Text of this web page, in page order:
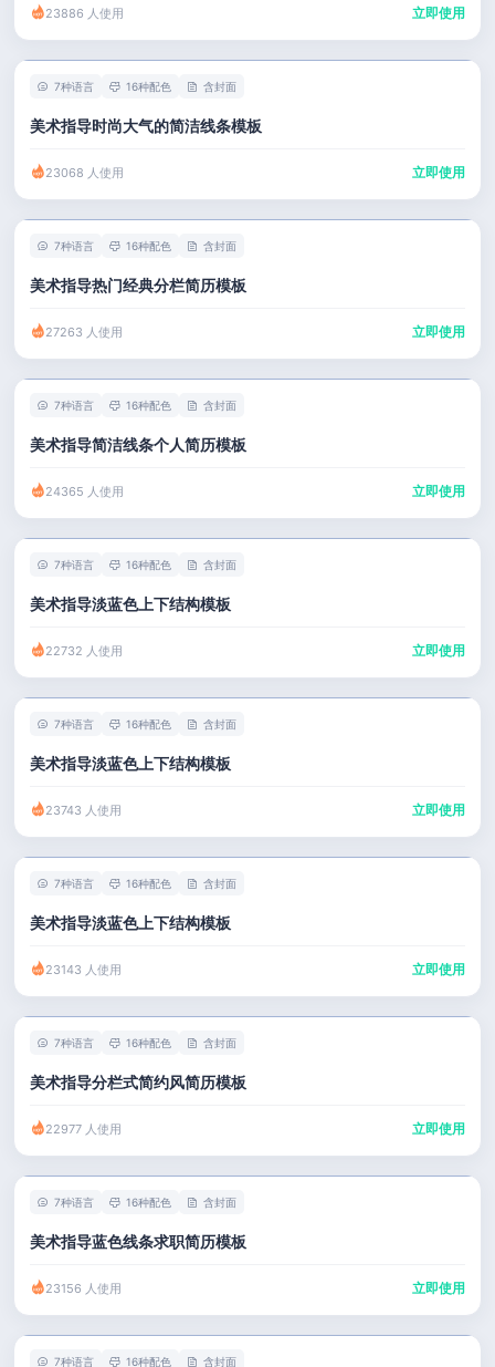
23886 人使用 立即使用
7种语言 16种配色 含封面
美术指导时尚大气的简洁线条模板
23068 人使用 立即使用
7种语言 16种配色 含封面
美术指导热门经典分栏简历模板
27263 人使用 立即使用
7种语言 16种配色 含封面
美术指导简洁线条个人简历模板
24365 人使用 立即使用
7种语言 16种配色 含封面
美术指导淡蓝色上下结构模板
22732 人使用 立即使用
7种语言 16种配色 含封面
美术指导淡蓝色上下结构模板
23743 人使用 立即使用
7种语言 16种配色 含封面
美术指导淡蓝色上下结构模板
23143 人使用 立即使用
7种语言 16种配色 含封面
美术指导分栏式简约风简历模板
22977 人使用 立即使用
7种语言 16种配色 含封面
美术指导蓝色线条求职简历模板
23156 人使用 立即使用
7种语言 16种配色 含封面